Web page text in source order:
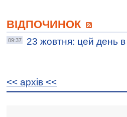
ВІДПОЧИНОК
09:37
23 жовтня: цей день в
<< архiв <<